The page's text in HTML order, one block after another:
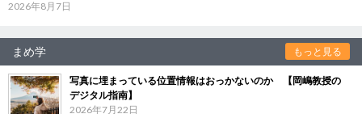
2026年8月7日
まめ学 もっと見る
写真に埋まっている位置情報はおっかないのか 【岡嶋教授の
デジタル指南】
2026年7月22日